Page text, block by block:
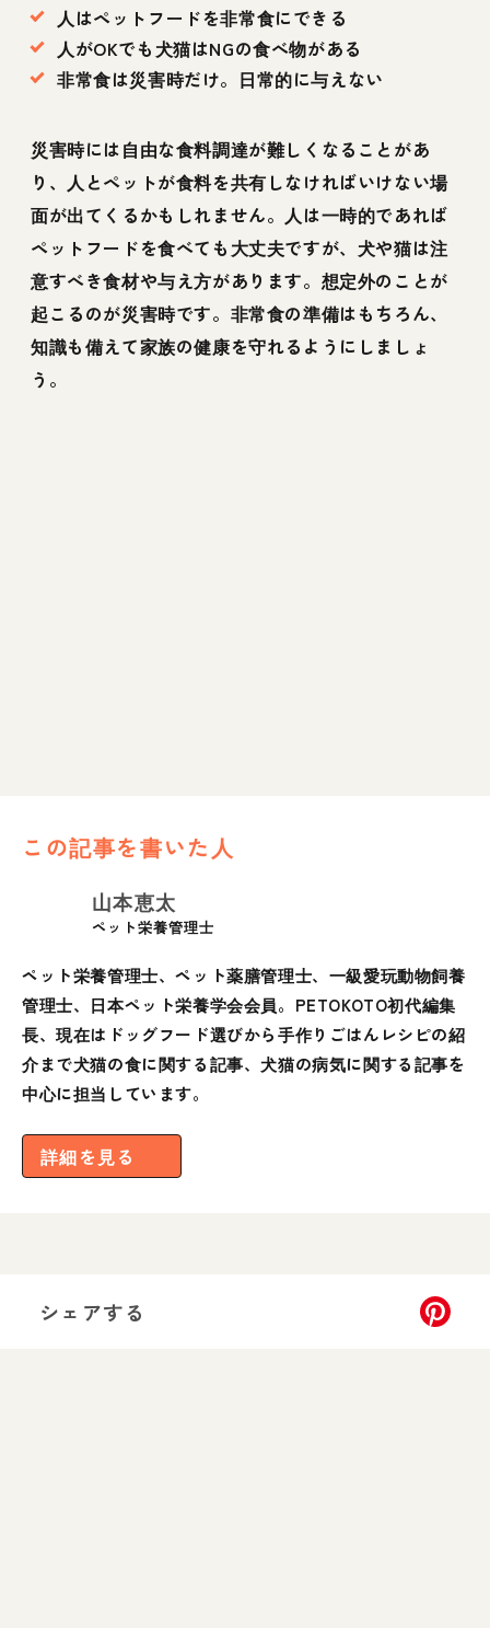
人はペットフードを非常食にできる
人がOKでも犬猫はNGの食べ物がある
非常食は災害時だけ。日常的に与えない
災害時には自由な食料調達が難しくなることがあ
り、人とペットが食料を共有しなければいけない場
面が出てくるかもしれません。人は一時的であれば
ペットフードを食べても大丈夫ですが、犬や猫は注
意すべき食材や与え方があります。想定外のことが
起こるのが災害時です。非常食の準備はもちろん、
知識も備えて家族の健康を守れるようにしましょ
う。
この記事を書いた人
山本恵太
ペット栄養管理士
ペット栄養管理士、ペット薬膳管理士、一級愛玩動物飼養
管理士、日本ペット栄養学会会員。PETOKOTO初代編集
長、現在はドッグフード選びから手作りごはんレシピの紹
介まで犬猫の食に関する記事、犬猫の病気に関する記事を
中心に担当しています。
詳細を見る
シェアする